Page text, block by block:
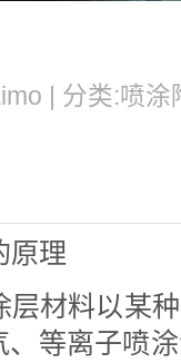
| 分类:喷
原理
层材料以某
等离子喷